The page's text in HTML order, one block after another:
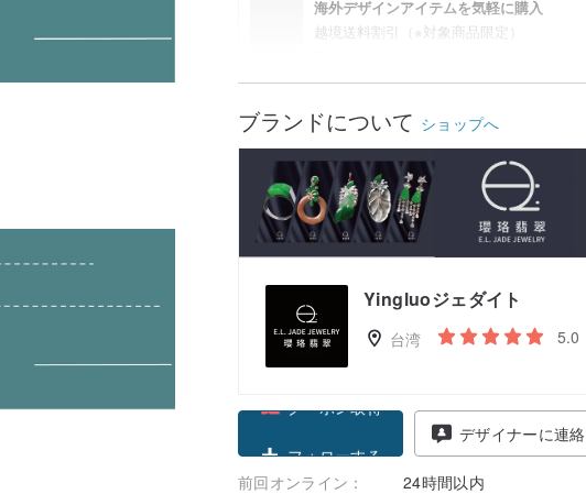
海外デザインアイテムを気軽に購入
越境送料割引（※対象商品限定）
ブランドについて ショップへ
Yingluoジェダイト
台湾 5.0
フォローする
デザイナーに連絡
前回オンライン：
24時間以内